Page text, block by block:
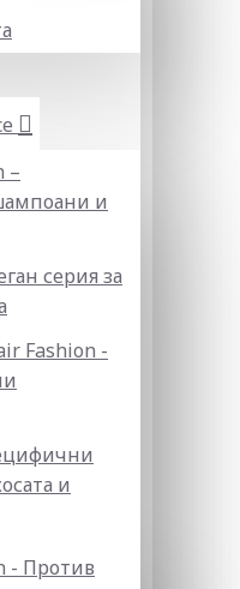
–
и
серия за
Fashion -
и
- Против